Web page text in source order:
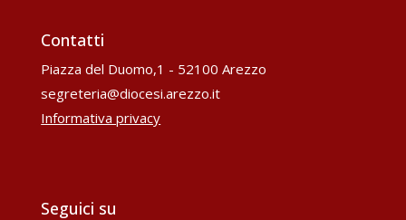
Contatti
Piazza del Duomo,1 - 52100 Arezzo
segreteria@diocesi.arezzo.it
Informativa privacy
Seguici su